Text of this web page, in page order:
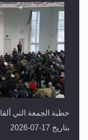
خطبة الجمعة التي
بتاريخ 17-07-2026